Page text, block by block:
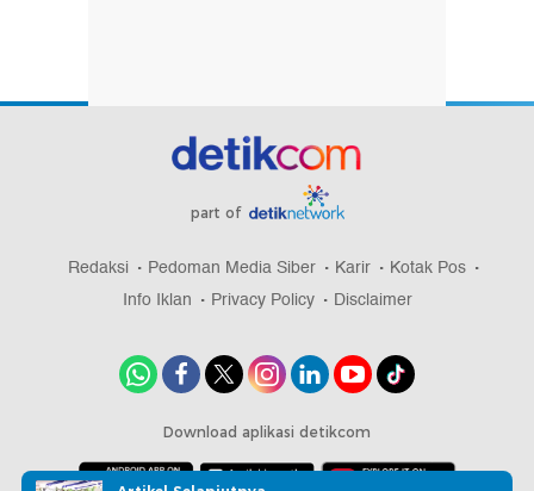
part of
Redaksi Pedoman Media Siber Karir
Kotak Pos
Info Iklan
Privacy Policy Disclaimer
Download aplikasi detikcom